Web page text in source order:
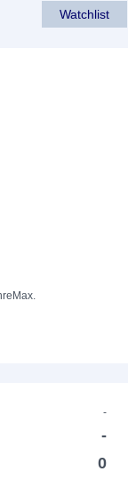
Watchlist
Max.
-
-
0